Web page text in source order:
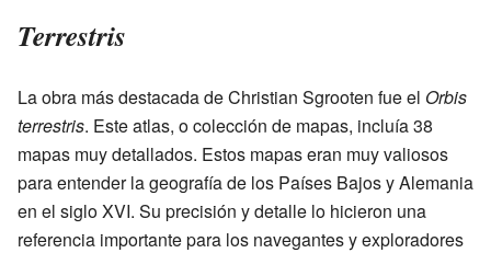
Terrestris
La obra más destacada de Christian Sgrooten fue el Orbis
terrestris. Este atlas, o colección de mapas, incluía 38
mapas muy detallados. Estos mapas eran muy valiosos
para entender la geografía de los Países Bajos y Alemania
en el siglo XVI. Su precisión y detalle lo hicieron una
referencia importante para los navegantes y exploradores